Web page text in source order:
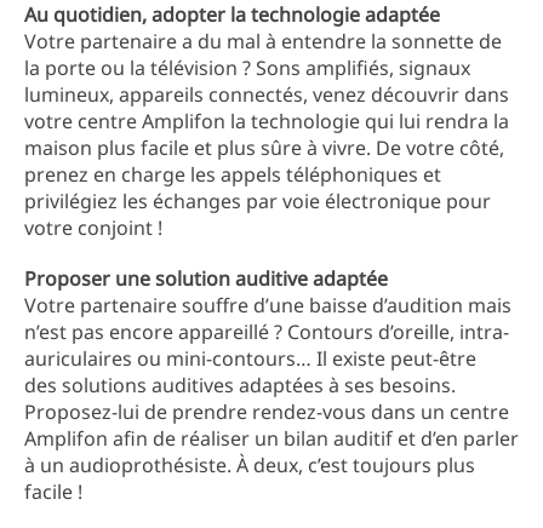
Au quotidien, adopter la technologie adaptée
Votre partenaire a du mal à entendre la sonnette de
la porte ou la télévision ? Sons amplifiés, signaux
lumineux, appareils connectés, venez découvrir dans
votre centre Amplifon la technologie qui lui rendra la
maison plus facile et plus sûre à vivre. De votre côté,
prenez en charge les appels téléphoniques et
privilégiez les échanges par voie électronique pour
votre conjoint !
Proposer une solution auditive adaptée
Votre partenaire souffre d’une baisse d’audition mais
n’est pas encore appareillé ? Contours d’oreille, intra-
auriculaires ou mini-contours… Il existe peut-être
des solutions auditives adaptées à ses besoins.
Proposez-lui de prendre rendez-vous dans un centre
Amplifon afin de réaliser un bilan auditif et d’en parler
à un audioprothésiste. À deux, c’est toujours plus
facile !